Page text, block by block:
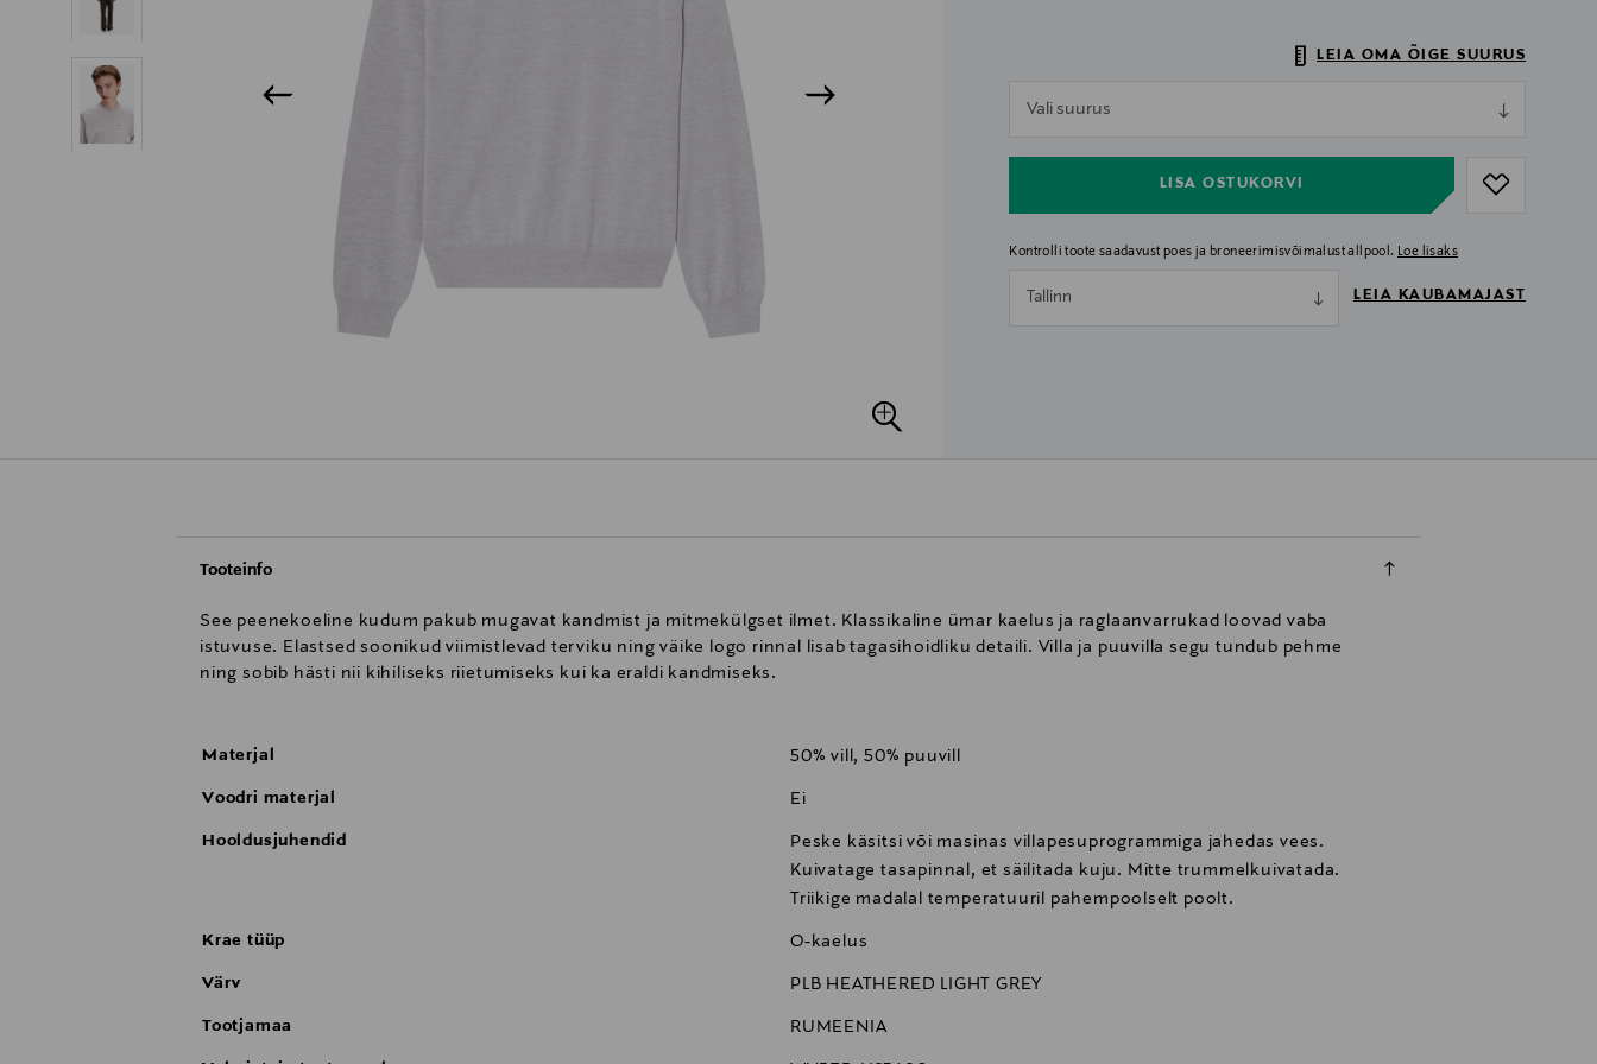
LEIA OMA ÕIGE SUURUS
Vali suurus
LISA OSTUKORVI
Kontrolli toote saadavust poes ja broneerimisvõimalust allpool. Loe lisaks
Tallinn LEIA KAUBAMAJAST
Tooteinfo
See peenekoeline kudum pakub mugavat kandmist ja mitmekülgset ilmet. Klassikaline ümar kaelus ja raglaanvarrukad loovad vaba
istuvuse. Elastsed soonikud viimistlevad terviku ning väike logo rinnal lisab tagasihoidliku detaili. Villa ja puuvilla segu tundub pehme
ning sobib hästi nii kihiliseks riietumiseks kui ka eraldi kandmiseks.
Materjal 50% vill, 50% puuvill
Voodri materjal Ei
Hooldusjuhendid
Peske käsitsi või masinas villapesuprogrammiga jahedas vees.
Kuivatage tasapinnal, et säilitada kuju. Mitte trummelkuivatada.
Triikige madalal temperatuuril pahempoolselt poolt.
Krae tüüp O-kaelus
Värv PLB HEATHERED LIGHT GREY
Tootjamaa RUMEENIA